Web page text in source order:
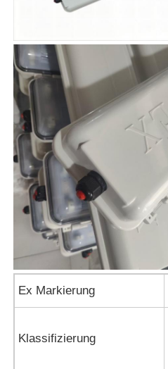
Ex Markierung
Klassifizierung